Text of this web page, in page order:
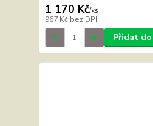
1 170 Kč/ks
967 Kč bez DPH
Přidat